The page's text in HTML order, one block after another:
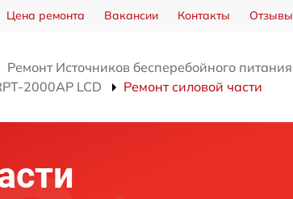
Цена ремонта Вакансии Контакты Отзывы
Ремонт Источников бесперебойного питания
2000AP LCD
Ремонт силовой части